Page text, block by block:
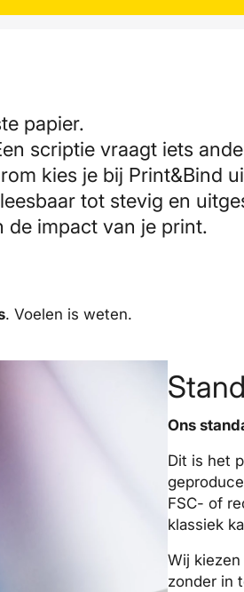
papier.
scriptie vraagt iets
kies je bij Print&Bind
tot stevig en
de impact van je print.
. Voelen is weten.
Ons
Dit is het
FSC- of
klassiek
Wij
zonder in